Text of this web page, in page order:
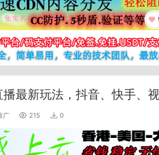
最新玩法，抖音、快手、
广 215 0